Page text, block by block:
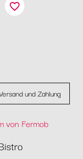
favorite_border
und Zahlung
von Fermob